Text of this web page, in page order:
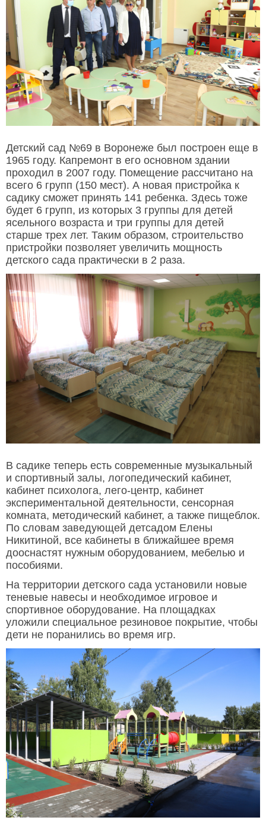
Детский сад №69 в Воронеже был построен еще в
1965 году. Капремонт в его основном здании
проходил в 2007 году. Помещение рассчитано на
всего 6 групп (150 мест). А новая пристройка к
садику сможет принять 141 ребенка. Здесь тоже
будет 6 групп, из которых 3 группы для детей
ясельного возраста и три группы для детей
старше трех лет. Таким образом, строительство
пристройки позволяет увеличить мощность
детского сада практически в 2 раза.
В садике теперь есть современные музыкальный
и спортивный залы, логопедический кабинет,
кабинет психолога, лего-центр, кабинет
экспериментальной деятельности, сенсорная
комната, методический кабинет, а также пищеблок.
По словам заведующей детсадом Елены
Никитиной, все кабинеты в ближайшее время
дооснастят нужным оборудованием, мебелью и
пособиями.
На территории детского сада установили новые
теневые навесы и необходимое игровое и
спортивное оборудование. На площадках
уложили специальное резиновое покрытие, чтобы
дети не поранились во время игр.